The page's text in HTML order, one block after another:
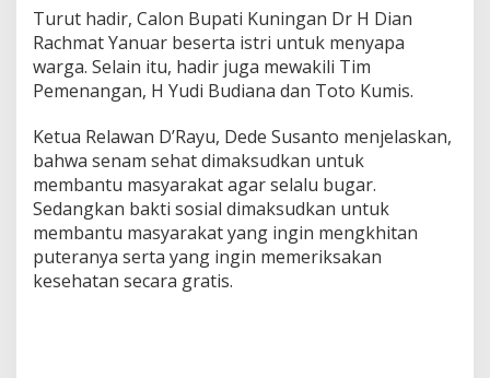
Turut hadir, Calon Bupati Kuningan Dr H Dian
Rachmat Yanuar beserta istri untuk menyapa
warga. Selain itu, hadir juga mewakili Tim
Pemenangan, H Yudi Budiana dan Toto Kumis.
Ketua Relawan D’Rayu, Dede Susanto menjelaskan,
bahwa senam sehat dimaksudkan untuk
membantu masyarakat agar selalu bugar.
Sedangkan bakti sosial dimaksudkan untuk
membantu masyarakat yang ingin mengkhitan
puteranya serta yang ingin memeriksakan
kesehatan secara gratis.